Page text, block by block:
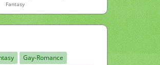
Fantasy
Gay-Romance